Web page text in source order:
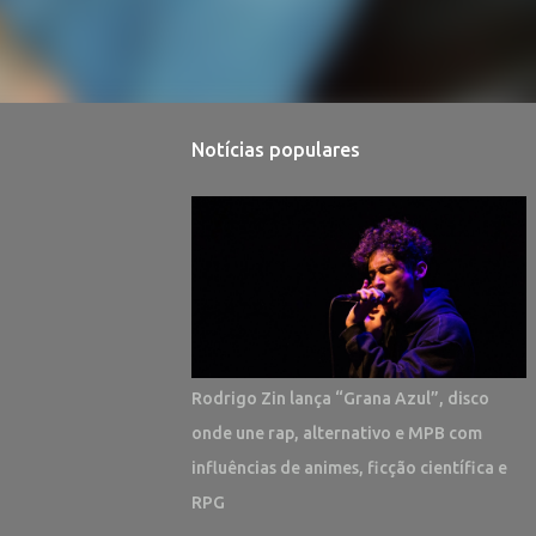
Notícias populares
Rodrigo Zin lança “Grana Azul”, disco
onde une rap, alternativo e MPB com
influências de animes, ficção científica e
RPG